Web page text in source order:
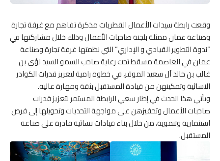
وقعت رابطة سيدات الأعمال القطريات مذكرة تفاهم مع غرفة تجارة
وصناعة عمان ممثلة بلجنة صاحبات الأعمال وذلك خلال مشاركتها في
“ندوة التطوير القيادي و الإداري” التي نظمتها غرفة تجارة وصناعة
عمان في العاصمة مسقط تحت رعاية صاحب السمو السيد لؤي بن
غالب بن خالد آل سعيد الموقر، في خطوة رامية لتعزيز قدرات الكوادر
النسائية وتمكينهن من قيادة المستقبل بثقة ومهارة عالية.
ويأتي هذا الحدث في إطار سعي الرابطة المستمر لتعزيز قدرات
صاحبات الأعمال وتحفيزهن على مواجهة التحديات وتحويلها إلى فرص
استثمارية وتنموية، من خلال بناء قيادات نسائية قادرة على صناعة
المستقبل.